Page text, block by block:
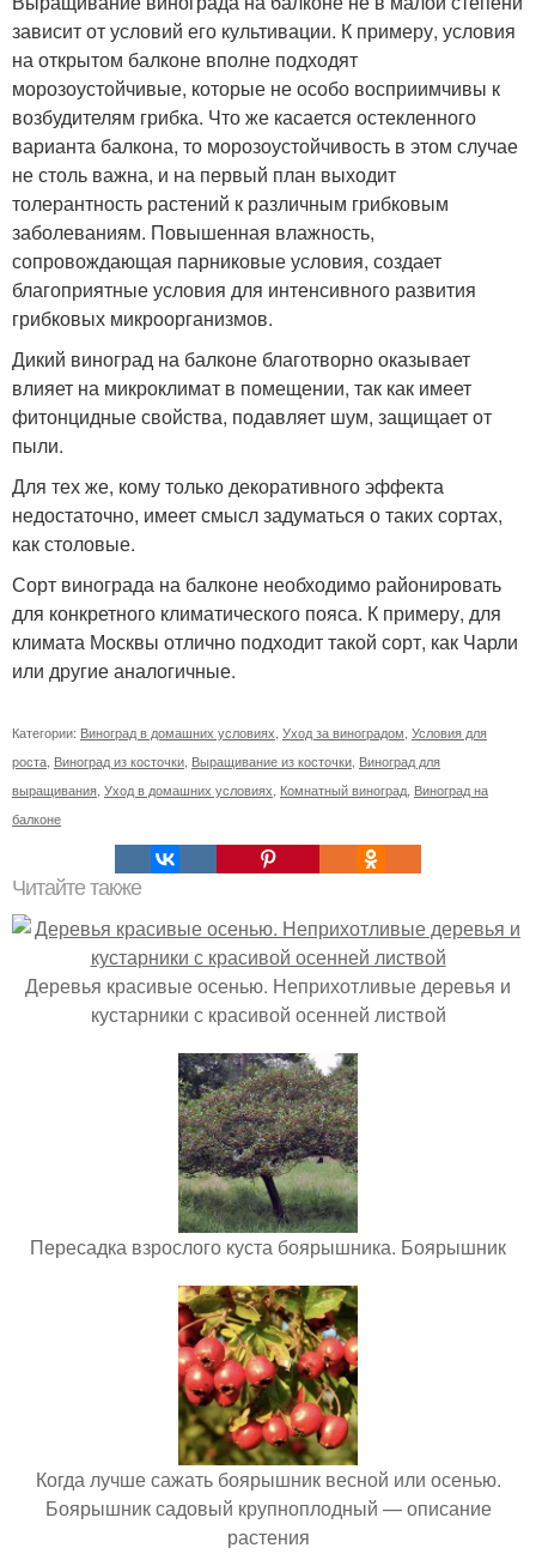
зависит от условий его культивации. К примеру, условия
на открытом балконе вполне подходят
морозоустойчивые, которые не особо восприимчивы к
возбудителям грибка. Что же касается остекленного
варианта балкона, то морозоустойчивость в этом случае
не столь важна, и на первый план выходит
толерантность растений к различным грибковым
заболеваниям. Повышенная влажность,
сопровождающая парниковые условия, создает
благоприятные условия для интенсивного развития
грибковых микроорганизмов.
Дикий виноград на балконе благотворно оказывает
влияет на микроклимат в помещении, так как имеет
фитонцидные свойства, подавляет шум, защищает от
пыли.
Для тех же, кому только декоративного эффекта
недостаточно, имеет смысл задуматься о таких сортах,
как столовые.
Сорт винограда на балконе необходимо районировать
для конкретного климатического пояса. К примеру, для
климата Москвы отлично подходит такой сорт, как Чарли
или другие аналогичные.
Категории: Виноград в домашних условиях Уход за виноградом Условия для
роста Виноград из косточки Выращивание из косточки Виноград для
выращивания Уход в домашних условиях Комнатный виноград Виноград на
балконе
Читайте также
Деревья красивые осенью. Неприхотливые деревья и
кустарники с красивой осенней листвой
Пересадка взрослого куста боярышника. Боярышник
Когда лучше сажать боярышник весной или осенью.
Боярышник садовый крупноплодный — описание
растения